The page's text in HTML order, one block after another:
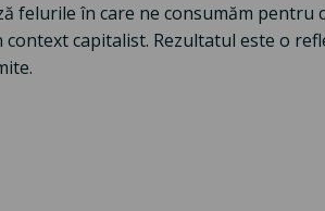
felurile în care ne consumăm pentru
capitalist. Rezultatul este o